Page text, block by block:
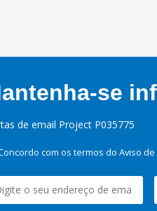
se
de email Project P035775
com os termos do Aviso